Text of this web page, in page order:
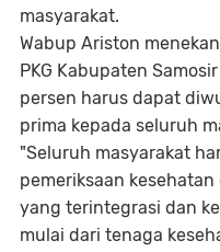
masyarakat.
Wabup Ariston
PKG Kabupaten
persen harus dapat
prima kepada seluruh
"Seluruh masyarakat
pemeriksaan
yang terintegrasi dan
mulai dari tenaga